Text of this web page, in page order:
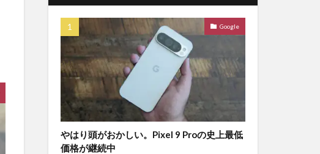
Google
やはり頭がおかしい。Pixel 9 Proの史上最低
価格が継続中